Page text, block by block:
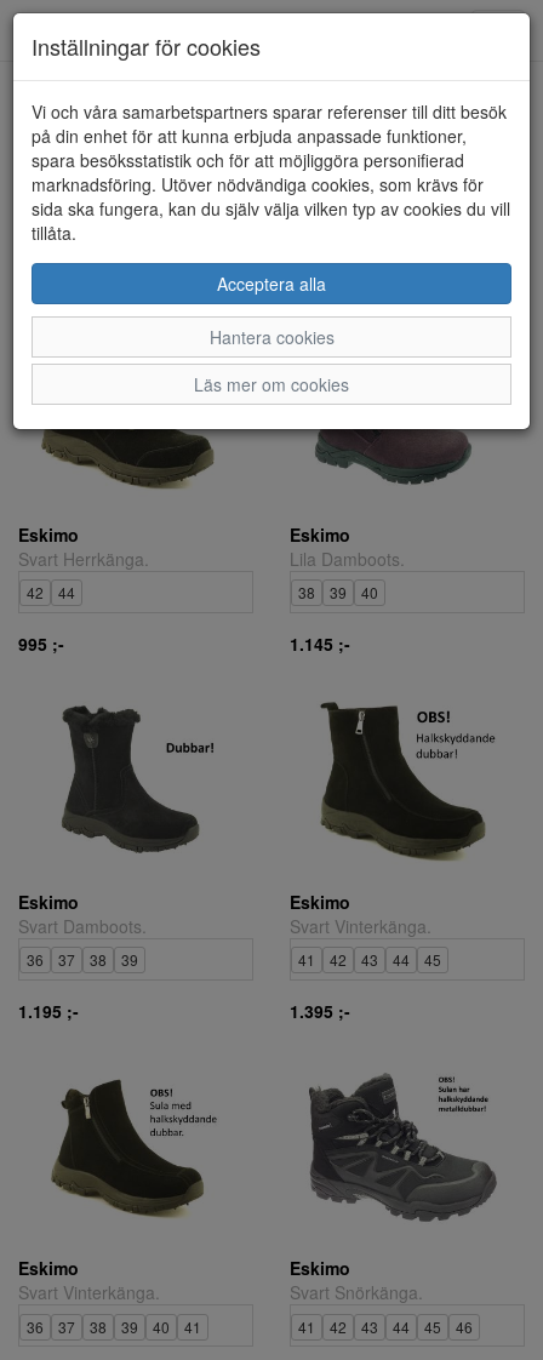
Eskimo (14 artiklar)
Sortera efter:
Eskimo
Svart Herrkänga.
42 44
995 ;-
Eskimo
Lila Damboots.
38 39 40
1.145 ;-
Eskimo
Svart Damboots.
36 37 38 39
1.195 ;-
Eskimo
Svart Vinterkänga.
41 42 43 44 45
1.395 ;-
Eskimo
Svart Vinterkänga.
36 37 38 39 40 41
Eskimo
Svart Snörkänga.
41 42 43 44 45 46
Inställningar för cookies
Vi och våra samarbetspartners sparar referenser till ditt besök
på din enhet för att kunna erbjuda anpassade funktioner,
spara besöksstatistik och för att möjliggöra personifierad
marknadsföring. Utöver nödvändiga cookies, som krävs för
sida ska fungera, kan du själv välja vilken typ av cookies du vill
tillåta.
Acceptera alla
Hantera cookies
Läs mer om cookies